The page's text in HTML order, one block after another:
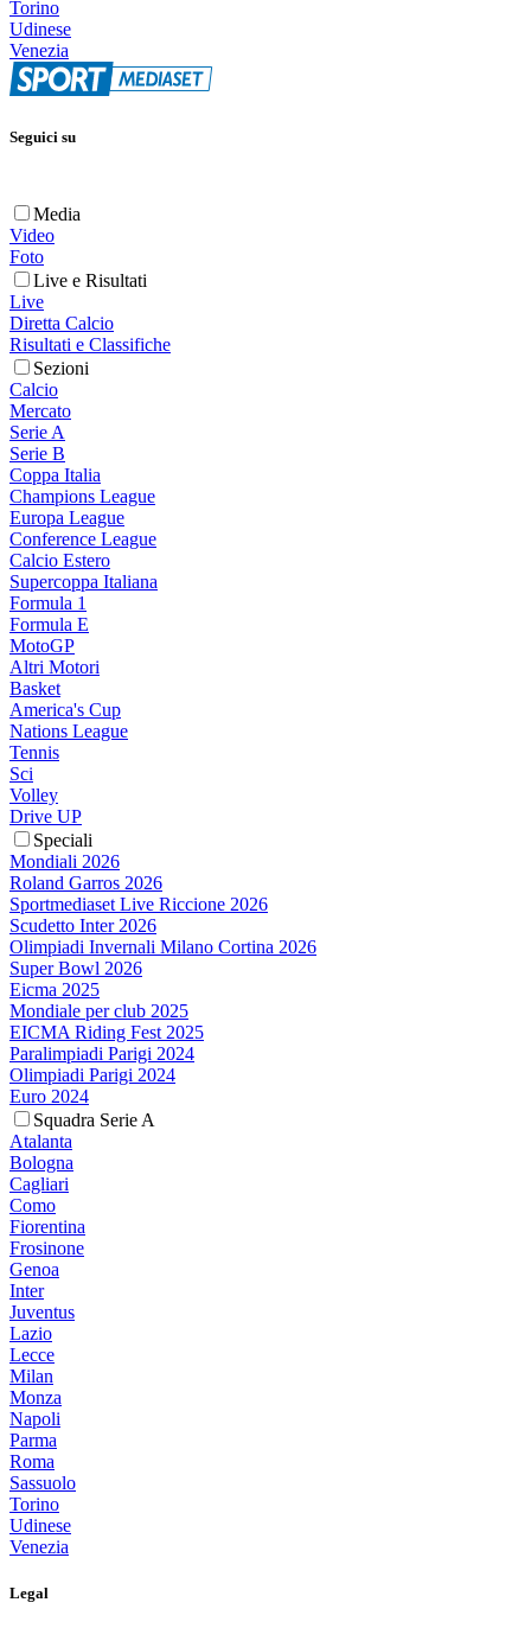
Torino
Udinese
Venezia
Seguici su
Media
Video
Foto
Live e Risultati
Live
Diretta Calcio
Risultati e Classifiche
Sezioni
Calcio
Mercato
Serie A
Serie B
Coppa Italia
Champions League
Europa League
Conference League
Calcio Estero
Supercoppa Italiana
Formula 1
Formula E
MotoGP
Altri Motori
Basket
America's Cup
Nations League
Tennis
Sci
Volley
Drive UP
Speciali
Mondiali 2026
Roland Garros 2026
Sportmediaset Live Riccione 2026
Scudetto Inter 2026
Olimpiadi Invernali Milano Cortina 2026
Super Bowl 2026
Eicma 2025
Mondiale per club 2025
EICMA Riding Fest 2025
Paralimpiadi Parigi 2024
Olimpiadi Parigi 2024
Euro 2024
Squadra Serie A
Atalanta
Bologna
Cagliari
Como
Fiorentina
Frosinone
Genoa
Inter
Juventus
Lazio
Lecce
Milan
Monza
Napoli
Parma
Roma
Sassuolo
Torino
Udinese
Venezia
Legal